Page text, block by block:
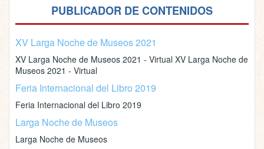
PUBLICADOR DE CONTENIDOS
XV Larga Noche de Museos 2021
XV Larga Noche de Museos 2021 - Virtual XV Larga Noche de
Museos 2021 - Virtual
Feria Internacional del Libro 2019
Feria Internacional del Libro 2019
Larga Noche de Museos
Larga Noche de Museos